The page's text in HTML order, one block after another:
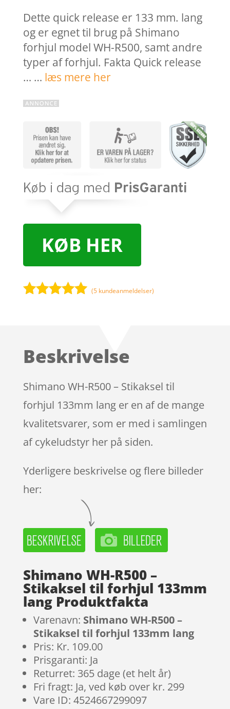
Dette quick release er 133 mm. lang
og er egnet til brug på Shimano
forhjul model WH-R500, samt andre
typer af forhjul. Fakta Quick release
… … læs mere her
KØB HER
kundebedøm
(5 kundeanmeldelser)
Beskrivelse
Shimano WH-R500 – Stikaksel til
forhjul 133mm lang er en af de mange
kvalitetsvarer, som er med i samlingen
af cykeludstyr her på siden.
Yderligere beskrivelse og flere billeder
her:
Shimano WH-R500 –
Stikaksel til forhjul 133mm
lang Produktfakta
Varenavn: Shimano WH-R500 –
Stikaksel til forhjul 133mm lang
Pris: Kr. 109.00
Prisgaranti: Ja
Returret: 365 dage (et helt år)
Fri fragt: Ja, ved køb over kr. 299
Vare ID: 4524667299097